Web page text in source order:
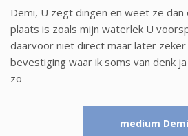
Demi, U zegt dingen en weet ze
plaats is zoals mijn waterlek U
daarvoor niet direct maar later zeker
bevestiging waar ik soms van denk
zo
medium Demi